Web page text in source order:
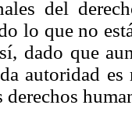
del
lo que no
dado que
autoridad es